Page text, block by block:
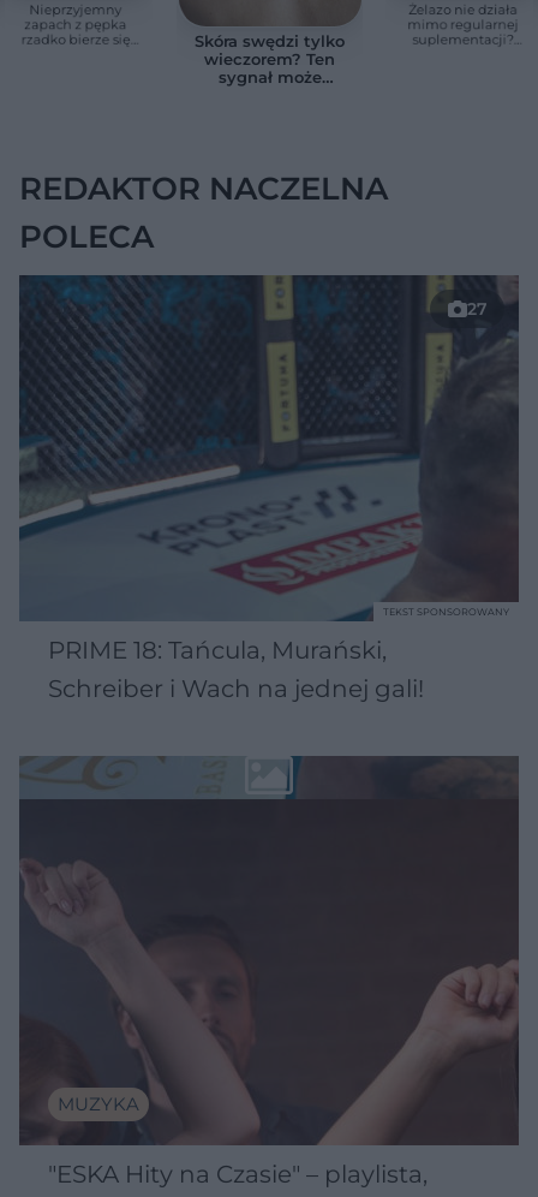
Nieprzyjemny
zapach z pępka
rzadko bierze się
Skóra swędzi tylko
wieczorem? Ten
sygnał może
Żelazo nie działa
mimo regularnej
suplementacji?
REDAKTOR NACZELNA
POLECA
27
PRIME 18: Tańcula, Murański,
Schreiber i Wach na jednej gali!
TEKST SPONSOROWANY
MUZYKA
"ESKA Hity na Czasie" – playlista,